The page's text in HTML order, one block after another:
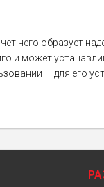
чего образует
и может
— для его